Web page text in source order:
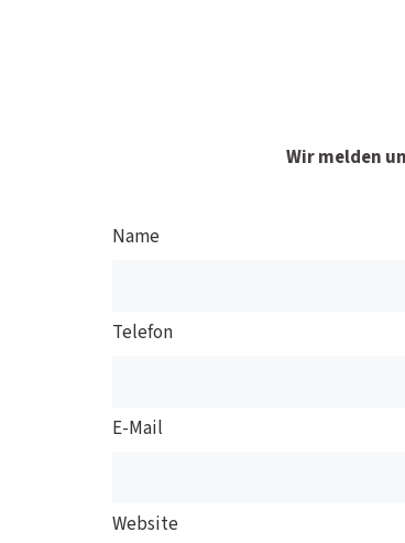
Wir melden
Name
Telefon
E-Mail
Website